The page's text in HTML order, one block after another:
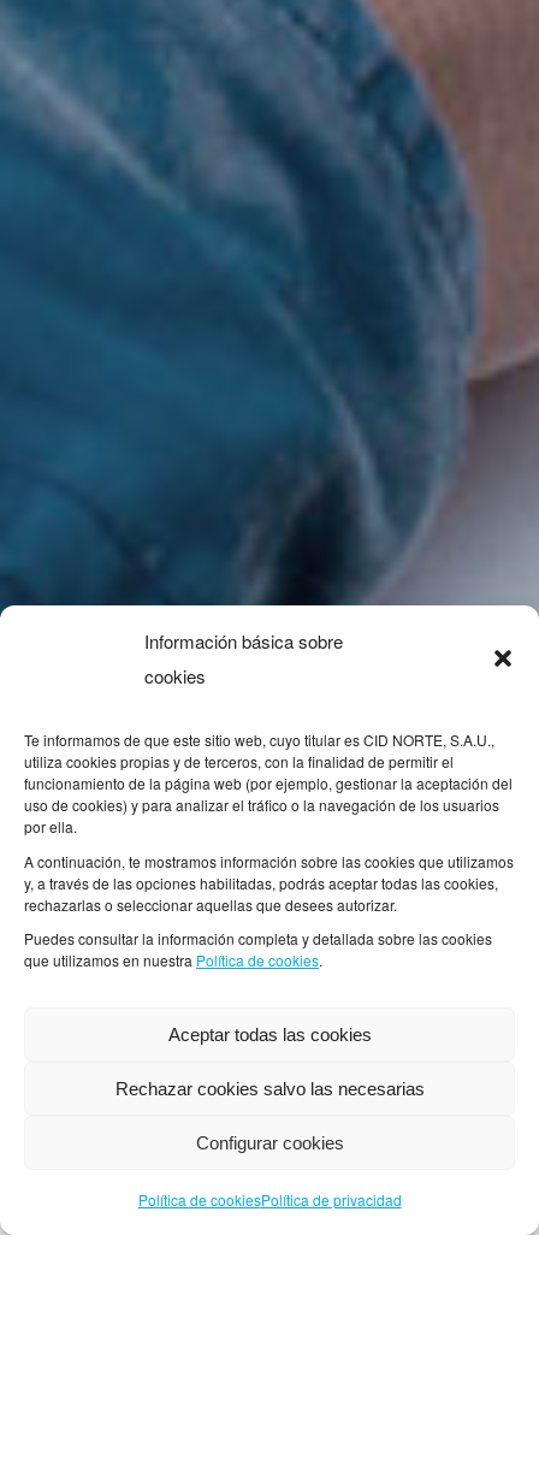
Información básica sobre
cookies
Te informamos de que este sitio web, cuyo titular es CID NORTE, S.A.U.,
utiliza cookies propias y de terceros, con la finalidad de permitir el
funcionamiento de la página web (por ejemplo, gestionar la aceptación del
uso de cookies) y para analizar el tráfico o la navegación de los usuarios
por ella.
A continuación, te mostramos información sobre las cookies que utilizamos
y, a través de las opciones habilitadas, podrás aceptar todas las cookies,
rechazarlas o seleccionar aquellas que desees autorizar.
Puedes consultar la información completa y detallada sobre las cookies
que utilizamos en nuestra Política de cookies.
Aceptar todas las cookies
Rechazar cookies salvo las necesarias
Configurar cookies
Política de cookiesPolítica de privacidad
Ventajas y beneficios